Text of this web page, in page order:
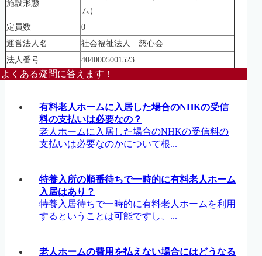
施設形態
ム）
定員数
0
運営法人名
社会福祉法人 慈心会
法人番号
4040005001523
よくある疑問に答えます！
有料老人ホームに入居した場合のNHKの受信
料の支払いは必要なの？
老人ホームに入居した場合のNHKの受信料の
支払いは必要なのかについて根...
特養入所の順番待ちで一時的に有料老人ホーム
入居はあり？
特養入居待ちで一時的に有料老人ホームを利用
するということは可能ですし、...
老人ホームの費用を払えない場合にはどうなる